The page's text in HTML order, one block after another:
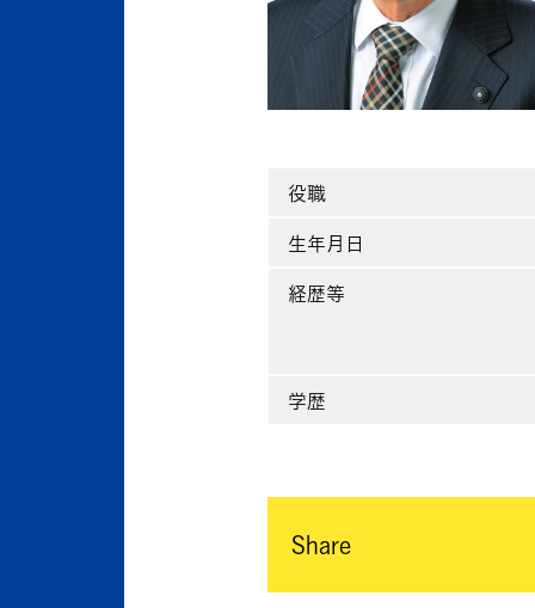
役職
生年月日
経歴等
学歴
Share